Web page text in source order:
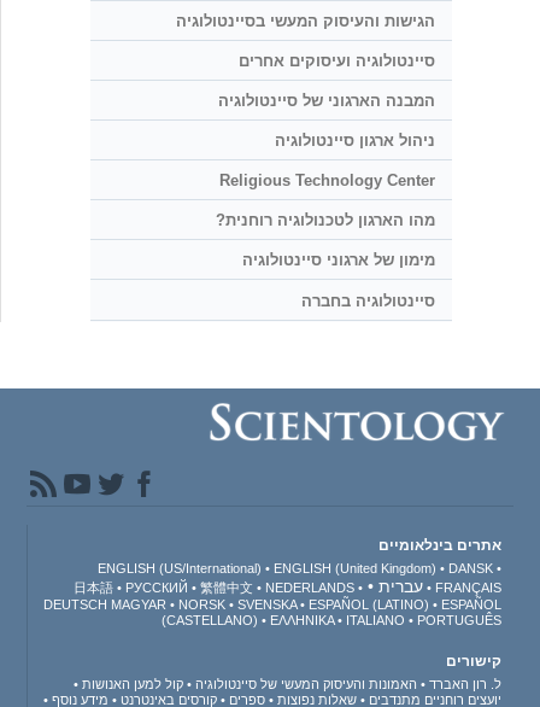
הגישות והעיסוק המעשי בסיינטולוגיה
סיינטולוגיה ועיסוקים אחרים
המבנה הארגוני של סיינטולוגיה
ניהול ארגון סיינטולוגיה
Religious Technology Center
מהו הארגון לטכנולוגיה רוחנית?
מימון של ארגוני סיינטולוגיה
סיינטולוגיה בחברה
אתרים בינלאומיים
ENGLISH (US/International) ENGLISH (United Kingdom)
DANSK
FRANÇAIS
עברית 日本語 РУССКИЙ 繁體中文
NEDERLANDS
DEUTSCH MAGYAR NORSK SVENSKA ESPAÑOL (LATINO)
ESPAÑOL
(CASTELLANO)
ΕΛΛΗΝΙΚA ITALIANO PORTUGUÊS
קישורים
ל. רון האברד האמונות והעיסוק המעשי של סיינטולוגיה
קול למען האנושות
יועצים רוחניים מתנדבים
שאלות נפוצות ספרים קורסים באינטרנט מידע נוסף